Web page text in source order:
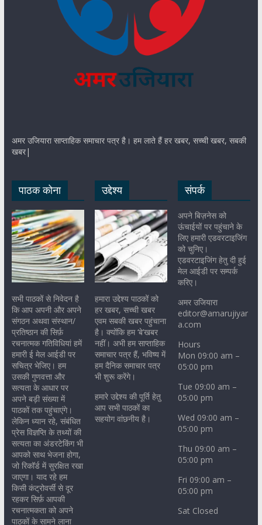
अमर उजियारा साप्ताहिक समाचार पत्र है। हम लाते हैं हर खबर, सच्ची खबर, सबकी
खबर|
पाठक कोना
सभी पाठकों से निवेदन है
कि आप अपनी और अपने
संगठन अथवा संस्थान/
प्रतिष्ठान की सिर्फ़
रचनात्मक गतिविधियां हमें
हमारी ई मेल आईडी पर
सचित्र भेजिए। हम
उसकी गुणवत्ता और
सत्यता के आधार पर
अपने बड़ी संख्या में
पाठकों तक पहुंचाएंगे।
लेकिन ध्यान रहे, संबंधित
प्रेस विज्ञप्ति के तथ्यों की
सत्यता का अंडरटेकिंग भी
आपको साथ भेजना होगा,
जो रिकॉर्ड में सुरक्षित रखा
जाएगा। याद रहे हम
किसी कंट्रोवर्सी से दूर
रहकर सिर्फ़ आपकी
रचनात्मकता को अपने
पाठकों के सामने लाना
उद्देश्य
हमारा उद्देश्य पाठकों को
हर खबर, सच्ची खबर
एवम सबकी खबर पहुंचाना
है। क्योंकि हम ‘बे’खबर
नहीं। अभी हम साप्ताहिक
समाचार पत्र हैं, भविष्य में
हम दैनिक समाचार पत्र
भी शुरू करेंगे।
हमारे उद्देश्य की पूर्ति हेतु
आप सभी पाठकों का
सहयोग वांछनीय है।
संपर्क
अपने बिज़नेस को
ऊंचाईयों पर पहुंचाने के
लिए हमारी एडवरटाइजिंग
को चुनिए।
एडवरटाइजिंग हेतु दी हुई
मेल आईडी पर सम्पर्क
करिए।
अमर उजियारा
editor@amarujiyar
a.com
Hours
Mon 09:00 am –
05:00 pm
Tue 09:00 am –
05:00 pm
Wed 09:00 am –
05:00 pm
Thu 09:00 am –
05:00 pm
Fri 09:00 am –
05:00 pm
Sat Closed